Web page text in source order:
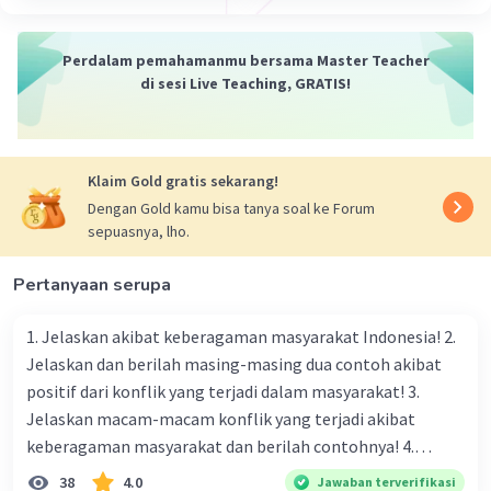
Maka diperoleh nilai n nya sama dengan U20 yaitu 20
Level 73
02 Februari 2024 15:21
Beri Rating·0.0( 0) Balas
MUHAMAD K Level 1
01 Maret 2024 03:26
Perdalam pemahamanmu bersama Master Teacher
di sesi Live Teaching, GRATIS!
Klaim Gold gratis sekarang!
Dengan Gold kamu bisa tanya soal ke Forum
sepuasnya, lho.
Pertanyaan serupa
1. Jelaskan akibat keberagaman masyarakat Indonesia! 2.
Jelaskan dan berilah masing-masing dua contoh akibat
positif dari konflik yang terjadi dalam masyarakat! 3.
Jelaskan macam-macam konflik yang terjadi akibat
keberagaman masyarakat dan berilah contohnya! 4.
Mengapa dalam masyarakat yang memiliki keberagaman
38 4.0 Jawaban terverifikasi